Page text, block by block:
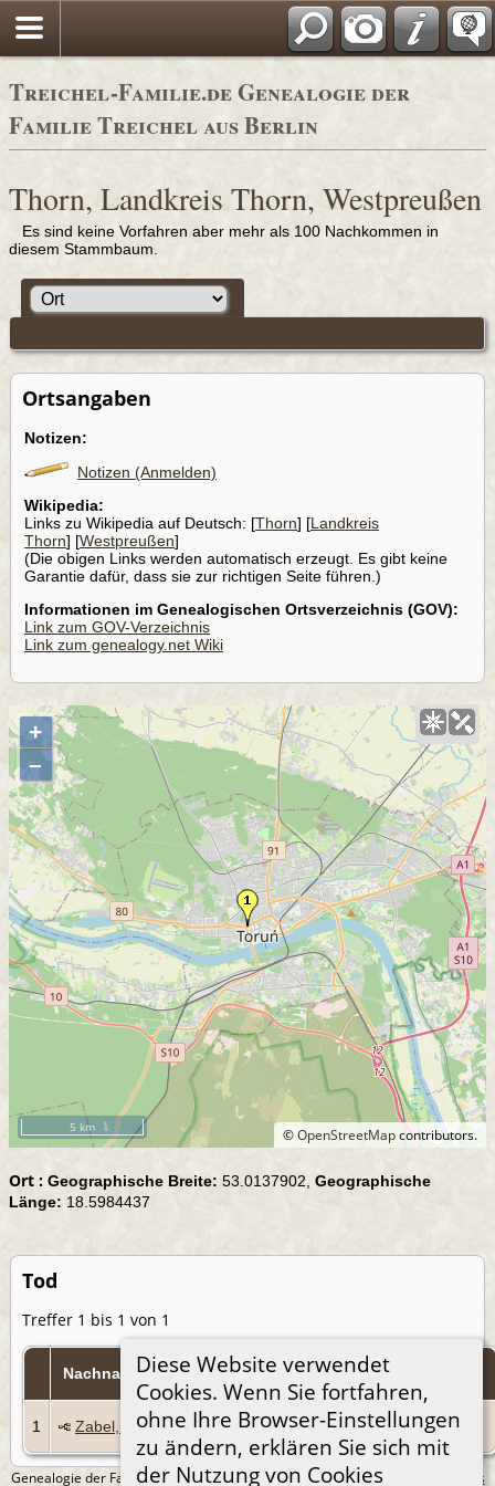
Adressbücher
Treichel-Familie.de Genealogie der
Familie Treichel aus Berlin
Diese Website verwendet
Cookies. Wenn Sie fortfahren,
ohne Ihre Browser-Einstellungen
zu ändern, erklären Sie sich mit
der Nutzung von Cookies
Thorn, Landkreis Thorn, Westpreußen
Es sind keine Vorfahren aber mehr als 100 Nachkommen in
diesem Stammbaum.
Ortsangaben
Notizen:
Notizen (Anmelden)
Wikipedia:
Links zu Wikipedia auf Deutsch: [Thorn] [Landkreis
Thorn] [Westpreußen]
(Die obigen Links werden automatisch erzeugt. Es gibt keine
Garantie dafür, dass sie zur richtigen Seite führen.)
Informationen im Genealogischen Ortsverzeichnis (GOV):
Link zum GOV-Verzeichnis
Link zum genealogy.net Wiki
+
–
©OpenStreetMapcontributors.
5 km
Ort : Geographische Breite: 53.0137902, Geographische
Länge: 18.5984437
Tod
Treffer 1 bis 1 von 1
Nachname, Taufnamen Tod Personen-Kennung
1 Zabel, Johann
vor
1878
I308
Genealogie der Familie Treichel aus Berlin. - erstellt und betreut von Andreas